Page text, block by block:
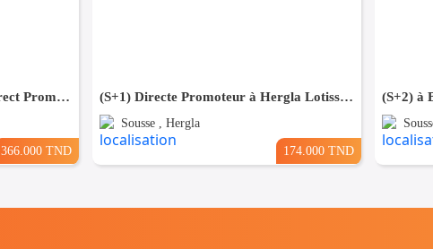
(S+3) à Bouhsina el Ghazali Direct Promoteur
366.000 TND
(S+1) Directe Promoteur à Hergla Lotissement AFH
Sousse , Hergla
174.000 TND
(S+2) à